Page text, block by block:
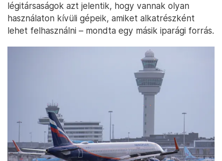
légitársaságok azt jelentik, hogy vannak olyan
használaton kívüli gépeik, amiket alkatrészként
lehet felhasználni – mondta egy másik iparági forrás.